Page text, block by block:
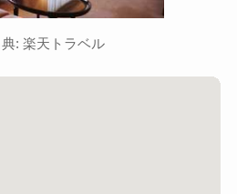
: 楽天トラベル